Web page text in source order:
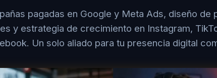
pagadas en Google y Meta Ads, diseño de
y estrategia de crecimiento en Instagram,
Un solo aliado para tu presencia digital